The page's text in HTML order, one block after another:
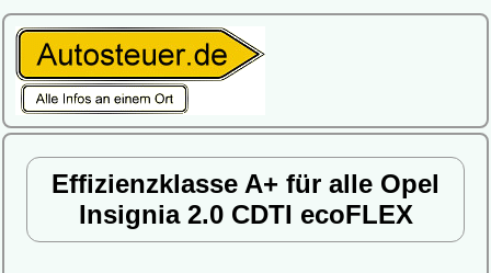
Effizienzklasse A+ für alle Opel
Insignia 2.0 CDTI ecoFLEX